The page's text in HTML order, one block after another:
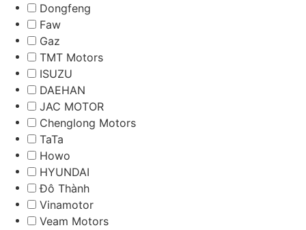
Dongfeng
Faw
Gaz
TMT Motors
ISUZU
DAEHAN
JAC MOTOR
Chenglong Motors
TaTa
Howo
HYUNDAI
Đô Thành
Vinamotor
Veam Motors